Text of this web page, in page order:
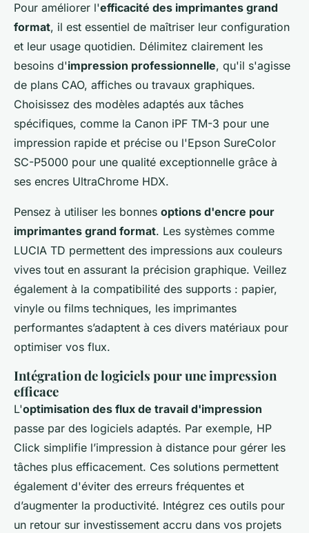
Pour améliorer l'efficacité des imprimantes grand
format, il est essentiel de maîtriser leur configuration
et leur usage quotidien. Délimitez clairement les
besoins d'impression professionnelle, qu'il s'agisse
de plans CAO, affiches ou travaux graphiques.
Choisissez des modèles adaptés aux tâches
spécifiques, comme la Canon iPF TM-3 pour une
impression rapide et précise ou l'Epson SureColor
SC-P5000 pour une qualité exceptionnelle grâce à
ses encres UltraChrome HDX.
Pensez à utiliser les bonnes options d'encre pour
imprimantes grand format. Les systèmes comme
LUCIA TD permettent des impressions aux couleurs
vives tout en assurant la précision graphique. Veillez
également à la compatibilité des supports : papier,
vinyle ou films techniques, les imprimantes
performantes s’adaptent à ces divers matériaux pour
optimiser vos flux.
Intégration de logiciels pour une impression
efficace
L'optimisation des flux de travail d'impression
passe par des logiciels adaptés. Par exemple, HP
Click simplifie l’impression à distance pour gérer les
tâches plus efficacement. Ces solutions permettent
également d'éviter des erreurs fréquentes et
d’augmenter la productivité. Intégrez ces outils pour
un retour sur investissement accru dans vos projets